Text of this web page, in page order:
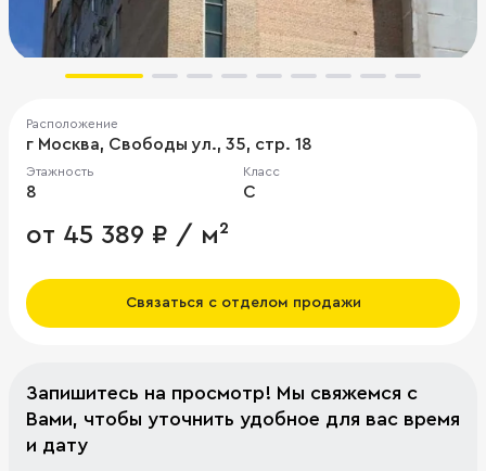
Расположение
г Москва, Свободы ул., 35, стр. 18
Этажность
8
Класс
C
от 45 389 ₽ / м²
Связаться с отделом продажи
Запишитесь на просмотр! Мы свяжемся с
Вами, чтобы уточнить удобное для вас время
и дату